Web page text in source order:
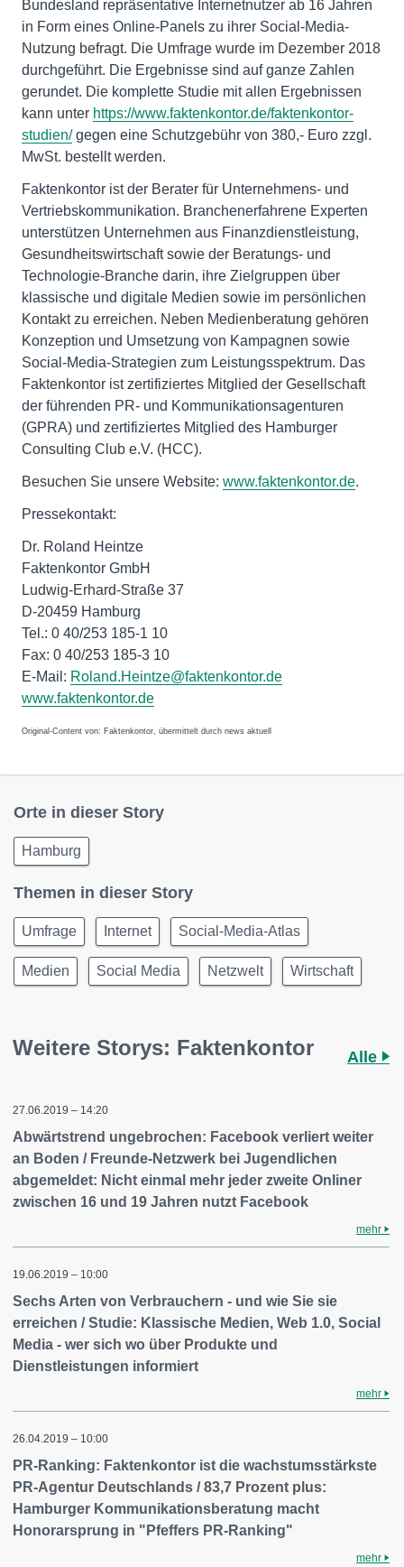
Bundesland repräsentative Internetnutzer ab 16 Jahren
in Form eines Online-Panels zu ihrer Social-Media-
Nutzung befragt. Die Umfrage wurde im Dezember 2018
durchgeführt. Die Ergebnisse sind auf ganze Zahlen
gerundet. Die komplette Studie mit allen Ergebnissen
kann unter https://www.faktenkontor.de/faktenkontor-
studien/gegen eine Schutzgebühr von 380,- Euro zzgl.
MwSt. bestellt werden.
Faktenkontor ist der Berater für Unternehmens- und
Vertriebskommunikation. Branchenerfahrene Experten
unterstützen Unternehmen aus Finanzdienstleistung,
Gesundheitswirtschaft sowie der Beratungs- und
Technologie-Branche darin, ihre Zielgruppen über
klassische und digitale Medien sowie im persönlichen
Kontakt zu erreichen. Neben Medienberatung gehören
Konzeption und Umsetzung von Kampagnen sowie
Social-Media-Strategien zum Leistungsspektrum. Das
Faktenkontor ist zertifiziertes Mitglied der Gesellschaft
der führenden PR- und Kommunikationsagenturen
(GPRA) und zertifiziertes Mitglied des Hamburger
Consulting Club e.V. (HCC).
Besuchen Sie unsere Website: www.faktenkontor.de.
Pressekontakt:
Dr. Roland Heintze
Faktenkontor GmbH
Ludwig-Erhard-Straße 37
D-20459 Hamburg
Tel.: 0 40/253 185-1 10
Fax: 0 40/253 185-3 10
E-Mail: Roland.Heintze@faktenkontor.de
www.faktenkontor.de
Original-Content von: Faktenkontor, übermittelt durch news aktuell
Orte in dieser Story
Hamburg
Themen in dieser Story
Umfrage Internet Social-Media-Atlas
Medien Social Media Netzwelt Wirtschaft
Weitere Storys: Faktenkontor Alle
27.06.2019 – 14:20
Abwärtstrend ungebrochen: Facebook verliert weiter
an Boden / Freunde-Netzwerk bei Jugendlichen
abgemeldet: Nicht einmal mehr jeder zweite Onliner
zwischen 16 und 19 Jahren nutzt Facebook
mehr
19.06.2019 – 10:00
Sechs Arten von Verbrauchern - und wie Sie sie
erreichen / Studie: Klassische Medien, Web 1.0, Social
Media - wer sich wo über Produkte und
Dienstleistungen informiert
mehr
26.04.2019 – 10:00
PR-Ranking: Faktenkontor ist die wachstumsstärkste
PR-Agentur Deutschlands / 83,7 Prozent plus:
Hamburger Kommunikationsberatung macht
Honorarsprung in "Pfeffers PR-Ranking"
mehr